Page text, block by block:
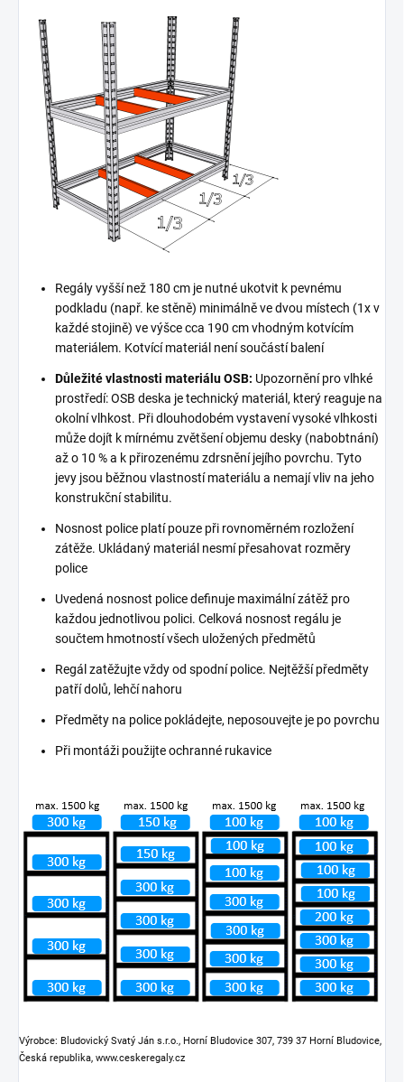
Regály vyšší než 180 cm je nutné ukotvit k pevnému
podkladu (např. ke stěně) minimálně ve dvou místech (1x v
každé stojině) ve výšce cca 190 cm vhodným kotvícím
materiálem. Kotvící materiál není součástí balení
Důležité vlastnosti materiálu OSB: Upozornění pro vlhké
prostředí: OSB deska je technický materiál, který reaguje na
okolní vlhkost. Při dlouhodobém vystavení vysoké vlhkosti
může dojít k mírnému zvětšení objemu desky (nabobtnání)
až o 10 % a k přirozenému zdrsnění jejího povrchu. Tyto
jevy jsou běžnou vlastností materiálu a nemají vliv na jeho
konstrukční stabilitu.
Nosnost police platí pouze při rovnoměrném rozložení
zátěže. Ukládaný materiál nesmí přesahovat rozměry
police
Uvedená nosnost police definuje maximální zátěž pro
každou jednotlivou polici. Celková nosnost regálu je
součtem hmotností všech uložených předmětů
Regál zatěžujte vždy od spodní police. Nejtěžší předměty
patří dolů, lehčí nahoru
Předměty na police pokládejte, neposouvejte je po povrchu
Při montáži použijte ochranné rukavice
Výrobce: Bludovický Svatý Ján s.r.o., Horní Bludovice 307, 739 37 Horní Bludovice,
Česká republika, www.ceskeregaly.cz